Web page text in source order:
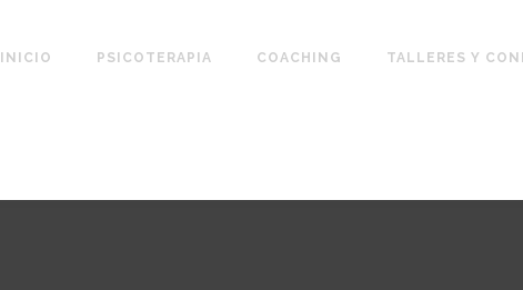
INICIO PSICOTERAPIA COACHING TALLERES Y